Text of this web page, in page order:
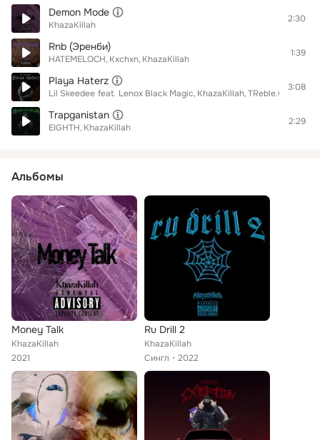
Demon Mode
KhazaKillah
2:30
Rnb (Эрeнби)
HATEMELOCH Kxchxn KhazaKillah
1:39
Playa Haterz
Lil Skeedee feat. Lenox Black Magic KhazaKillah TReble.w.P
3:08
Тrapganistan
EIGHTH KhazaKillah
2:29
Альбомы
Money Talk
KhazaKillah
2021
Ru Drill 2
KhazaKillah
Сингл
2022